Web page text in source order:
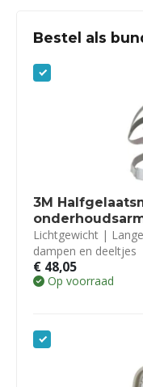
Bestel als
3M
Lichtgewicht |
dampen en deeltjes
€ 48,05
Op voorraad